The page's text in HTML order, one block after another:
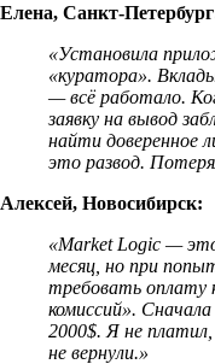
Елена, Санкт-
«Установила
«куратора».
— всё работало.
заявку на вывод
найти доверенное
это развод.
Алексей, Новосибирск:
«Market Logic —
месяц, но при
требовать оплату
комиссий».
2000$. Я не платил,
не вернули.»